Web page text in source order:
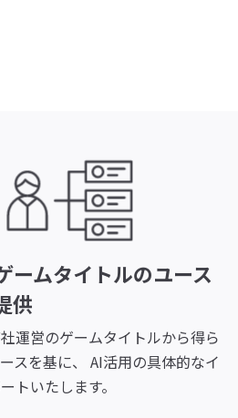
ームタイトルのユース
供
運営のゲームタイトルから得ら
スを基に、 AI活用の具体的なイ
トいたします。